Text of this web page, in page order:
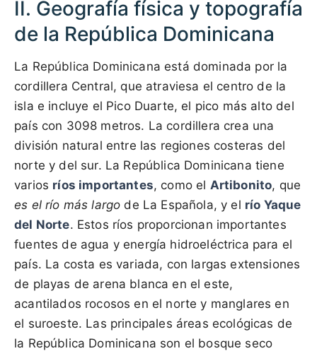
II. Geografía física y topografía
de la República Dominicana
La República Dominicana está dominada por la
cordillera Central, que atraviesa el centro de la
isla e incluye el Pico Duarte, el pico más alto del
país con 3098 metros. La cordillera crea una
división natural entre las regiones costeras del
norte y del sur. La República Dominicana tiene
varios ríos importantes, como el Artibonito, que
es el río más largo de La Española, y el río Yaque
del Norte. Estos ríos proporcionan importantes
fuentes de agua y energía hidroeléctrica para el
país. La costa es variada, con largas extensiones
de playas de arena blanca en el este,
acantilados rocosos en el norte y manglares en
el suroeste. Las principales áreas ecológicas de
la República Dominicana son el bosque seco